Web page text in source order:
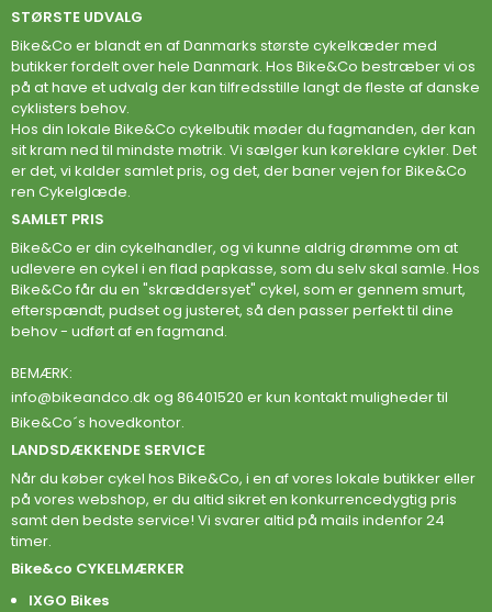
STØRSTE UDVALG
Bike&Co er blandt en af Danmarks største cykelkæder med
butikker fordelt over hele Danmark. Hos Bike&Co bestræber vi os
på at have et udvalg der kan tilfredsstille langt de fleste af danske
cyklisters behov.
Hos din lokale Bike&Co cykelbutik møder du fagmanden, der kan
sit kram ned til mindste møtrik. Vi sælger kun køreklare cykler. Det
er det, vi kalder samlet pris, og det, der baner vejen for Bike&Co
ren Cykelglæde.
SAMLET PRIS
Bike&Co er din cykelhandler, og vi kunne aldrig drømme om at
udlevere en cykel i en flad papkasse, som du selv skal samle. Hos
Bike&Co får du en "skræddersyet" cykel, som er gennem smurt,
efterspændt, pudset og justeret, så den passer perfekt til dine
behov - udført af en fagmand.
BEMÆRK:
info@bikeandco.dk og 86401520 er kun kontakt muligheder til
Bike&Co´s hovedkontor.
LANDSDÆKKENDE SERVICE
Når du køber cykel hos Bike&Co, i en af vores lokale butikker eller
på vores webshop, er du altid sikret en konkurrencedygtig pris
samt den bedste service! Vi svarer altid på mails indenfor 24
timer.
Bike&co CYKELMÆRKER
IXGO Bikes